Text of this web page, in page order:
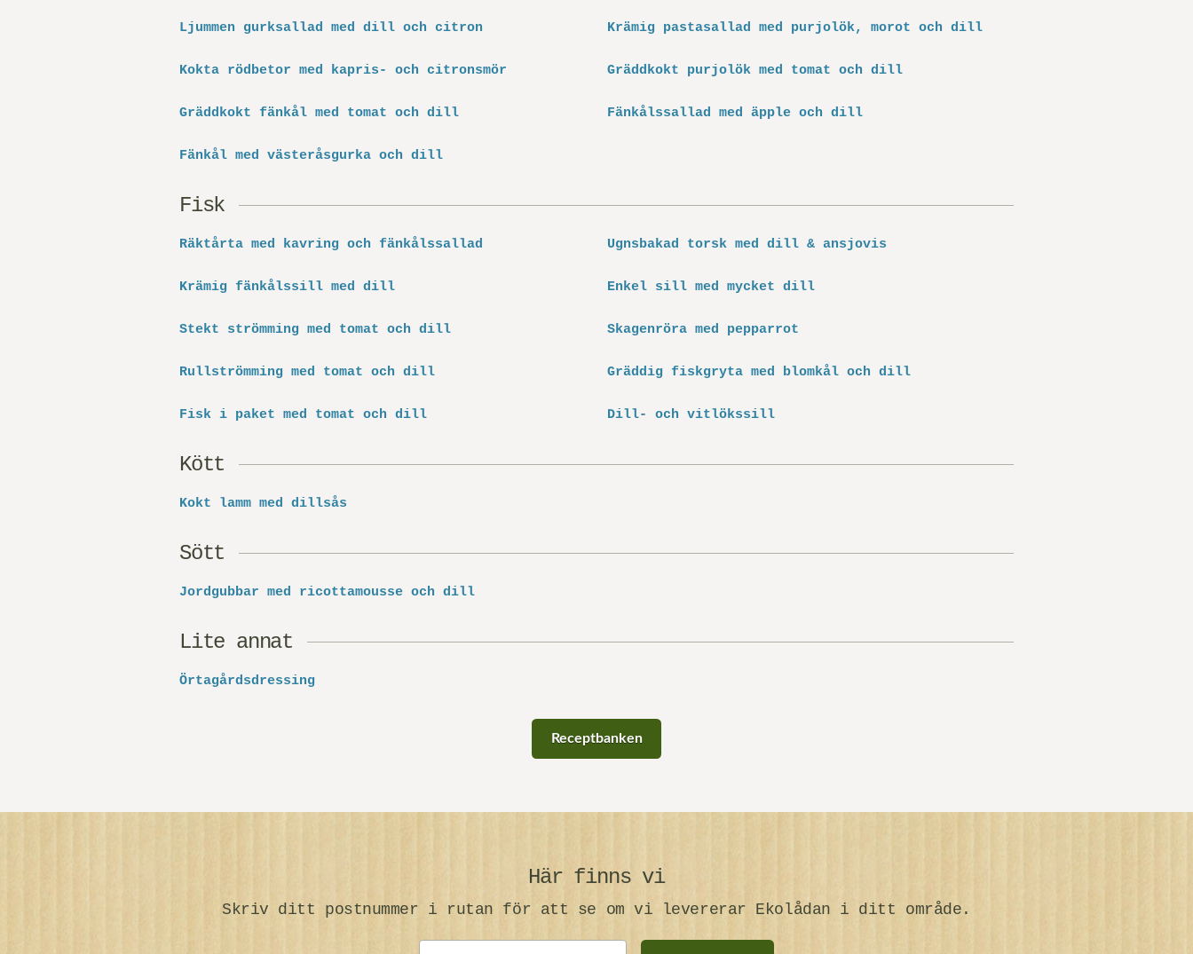
Ljummen gurksallad med dill och citron Krämig pastasallad med purjolök, morot och dill
Kokta rödbetor med kapris- och citronsmör Gräddkokt purjolök med tomat och dill
Gräddkokt fänkål med tomat och dill Fänkålssallad med äpple och dill
Fänkål med västeråsgurka och dill
Fisk
Räktårta med kavring och fänkålssallad Ugnsbakad torsk med dill & ansjovis
Krämig fänkålssill med dill Enkel sill med mycket dill
Stekt strömming med tomat och dill Skagenröra med pepparrot
Rullströmming med tomat och dill Gräddig fiskgryta med blomkål och dill
Fisk i paket med tomat och dill Dill- och vitlökssill
Kött
Kokt lamm med dillsås
Sött
Jordgubbar med ricottamousse och dill
Lite annat
Örtagårdsdressing
Receptbanken
Här finns vi
Skriv ditt postnummer i rutan för att se om vi levererar Ekolådan i ditt område.